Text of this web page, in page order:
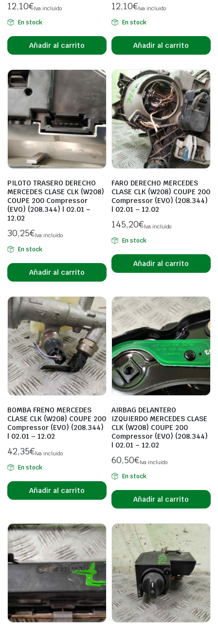
12,10€Iva incluido
En stock
Añadir al carrito
12,10€Iva incluido
En stock
Añadir al carrito
PILOTO TRASERO DERECHO
MERCEDES CLASE CLK (W208)
COUPE 200 Compressor
(EVO) (208.344) | 02.01 –
12.02
30,25€Iva incluido
En stock
Añadir al carrito
FARO DERECHO MERCEDES
CLASE CLK (W208) COUPE 200
Compressor (EVO) (208.344)
| 02.01 – 12.02
145,20€Iva incluido
En stock
Añadir al carrito
BOMBA FRENO MERCEDES
CLASE CLK (W208) COUPE 200
Compressor (EVO) (208.344)
| 02.01 – 12.02
42,35€Iva incluido
En stock
Añadir al carrito
AIRBAG DELANTERO
IZQUIERDO MERCEDES CLASE
CLK (W208) COUPE 200
Compressor (EVO) (208.344)
| 02.01 – 12.02
60,50€Iva incluido
En stock
Añadir al carrito